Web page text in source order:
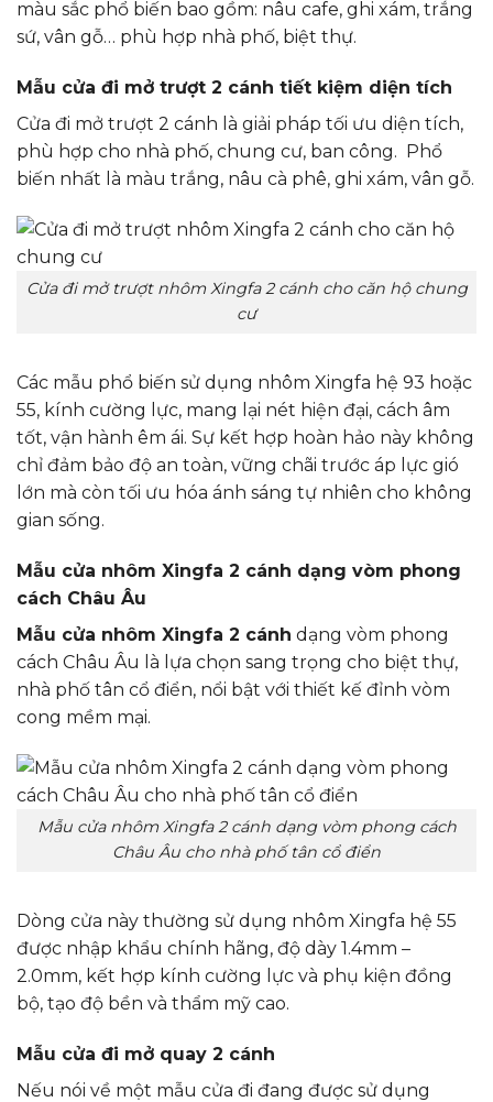
màu sắc phổ biến bao gồm: nâu cafe, ghi xám, trắng
sứ, vân gỗ… phù hợp nhà phố, biệt thự.
Mẫu cửa đi mở trượt 2 cánh tiết kiệm diện tích
Cửa đi mở trượt 2 cánh là giải pháp tối ưu diện tích,
phù hợp cho nhà phố, chung cư, ban công. Phổ
biến nhất là màu trắng, nâu cà phê, ghi xám, vân gỗ.
Cửa đi mở trượt nhôm Xingfa 2 cánh cho căn hộ chung
cư
Các mẫu phổ biến sử dụng nhôm Xingfa hệ 93 hoặc
55, kính cường lực, mang lại nét hiện đại, cách âm
tốt, vận hành êm ái. Sự kết hợp hoàn hảo này không
chỉ đảm bảo độ an toàn, vững chãi trước áp lực gió
lớn mà còn tối ưu hóa ánh sáng tự nhiên cho không
gian sống.
Mẫu cửa nhôm Xingfa 2 cánh dạng vòm phong
cách Châu Âu
Mẫu cửa nhôm Xingfa 2 cánh dạng vòm phong
cách Châu Âu là lựa chọn sang trọng cho biệt thự,
nhà phố tân cổ điển, nổi bật với thiết kế đỉnh vòm
cong mềm mại.
Mẫu cửa nhôm Xingfa 2 cánh dạng vòm phong cách
Châu Âu cho nhà phố tân cổ điển
Dòng cửa này thường sử dụng nhôm Xingfa hệ 55
được nhập khẩu chính hãng, độ dày 1.4mm –
2.0mm, kết hợp kính cường lực và phụ kiện đồng
bộ, tạo độ bền và thẩm mỹ cao.
Mẫu cửa đi mở quay 2 cánh
Nếu nói về một mẫu cửa đi đang được sử dụng